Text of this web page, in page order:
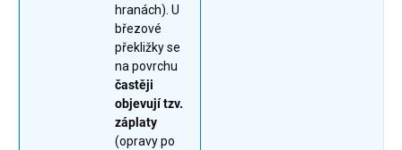
hranách). U
březové
překližky se
na povrchu
častěji
objevují tzv.
záplaty
(opravy po